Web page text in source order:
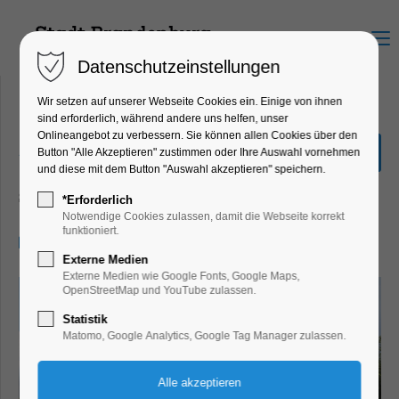
Menu
„Stadtrundfahrt“ 2,0
Stunden
Schiffrundfahrt
Datenschutzeinstellungen
Wir setzen auf unserer Webseite Cookies ein. Einige von ihnen
sind erforderlich, während andere uns helfen, unser
Onlineangebot zu verbessern. Sie können allen Cookies über den
Button "Alle Akzeptieren" zustimmen oder Ihre Auswahl vornehmen
und diese mit dem Button "Auswahl akzeptieren" speichern.
*Erforderlich
Notwendige Cookies zulassen, damit die Webseite korrekt
funktioniert.
Externe Medien
Externe Medien wie Google Fonts, Google Maps,
OpenStreetMap und YouTube zulassen.
Statistik
Matomo, Google Analytics, Google Tag Manager zulassen.